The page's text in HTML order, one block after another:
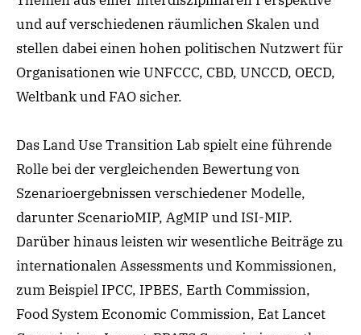
und auf verschiedenen räumlichen Skalen und
stellen dabei einen hohen politischen Nutzwert für
Organisationen wie UNFCCC, CBD, UNCCD, OECD,
Weltbank und FAO sicher.
Das Land Use Transition Lab spielt eine führende
Rolle bei der vergleichenden Bewertung von
Szenarioergebnissen verschiedener Modelle,
darunter ScenarioMIP, AgMIP und ISI-MIP.
Darüber hinaus leisten wir wesentliche Beiträge zu
internationalen Assessments und Kommissionen,
zum Beispiel IPCC, IPBES, Earth Commission,
Food System Economic Commission, Eat Lancet